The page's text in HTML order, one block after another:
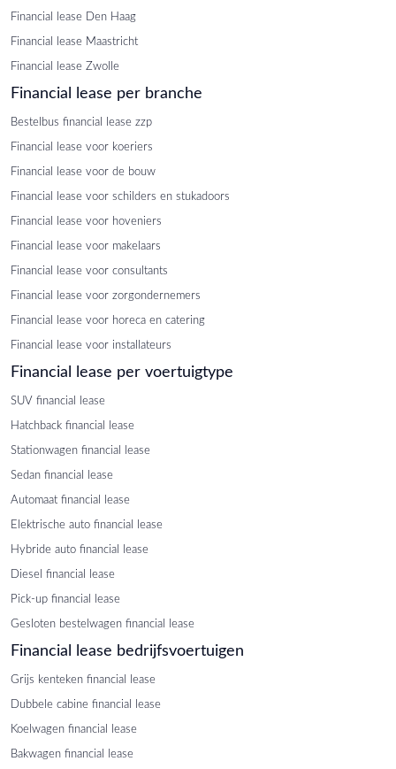
Financial lease Den Haag
Financial lease Maastricht
Financial lease Zwolle
Financial lease per branche
Bestelbus financial lease zzp
Financial lease voor koeriers
Financial lease voor de bouw
Financial lease voor schilders en stukadoors
Financial lease voor hoveniers
Financial lease voor makelaars
Financial lease voor consultants
Financial lease voor zorgondernemers
Financial lease voor horeca en catering
Financial lease voor installateurs
Financial lease per voertuigtype
SUV financial lease
Hatchback financial lease
Stationwagen financial lease
Sedan financial lease
Automaat financial lease
Elektrische auto financial lease
Hybride auto financial lease
Diesel financial lease
Pick-up financial lease
Gesloten bestelwagen financial lease
Financial lease bedrijfsvoertuigen
Grijs kenteken financial lease
Dubbele cabine financial lease
Koelwagen financial lease
Bakwagen financial lease